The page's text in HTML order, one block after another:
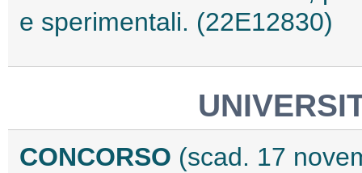
e sperimentali. (22E12830)
CONCORSO (scad. 17